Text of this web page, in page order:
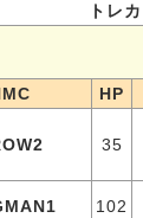
トレカ
HP
35
102